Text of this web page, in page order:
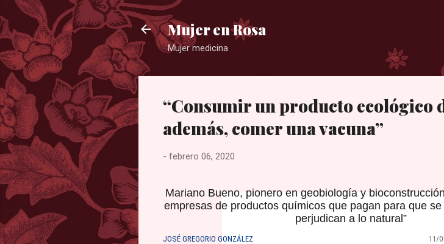
Mujer en Rosa
Mujer medicina
“Consumir un producto ecológico
además, comer una vacuna”
- febrero 06, 2020
Mariano Bueno, pionero en geobiología y
empresas de productos químicos que pagan para que
perjudican a lo natural”
JOSÉ GREGORIO GONZÁLEZ 11/